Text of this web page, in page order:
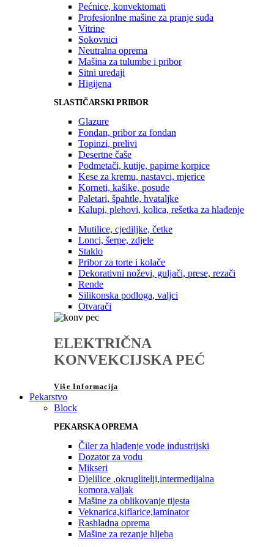
Pećnice, konvektomati
Profesionlne mašine za pranje suđa
Vitrine
Sokovnici
Neutralna oprema
Mašina za tulumbe i pribor
Sitni uređaji
Higijena
SLASTIČARSKI PRIBOR
Glazure
Fondan, pribor za fondan
Topinzi, prelivi
Desertne čaše
Podmetači, kutije, papirne korpice
Kese za kremu, nastavci, mjerice
Korneti, kašike, posude
Paletari, špahtle, hvataljke
Kalupi, plehovi, kolica, rešetka za hlađenje
Mutilice, cjediljke, četke
Lonci, šerpe, zdjele
Staklo
Pribor za torte i kolače
Dekorativni noževi, guljači, prese, rezači
Rende
Silikonska podloga, valjci
Otvarači
ELEKTRIČNA
KONVEKCIJSKA PEĆ
Više Informacija
Pekarstvo
Block
PEKARSKA OPREMA
Čiler za hlađenje vode industrijski
Dozator za vodu
Mikseri
Djelilice ,okruglitelji,intermedijalna
komora,valjak
Mašine za oblikovanje tijesta
Veknarica,kiflarice,laminator
Rashladna oprema
Mašine za rezanje hljeba